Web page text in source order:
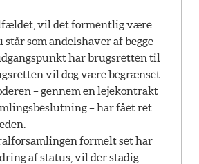
vil det formentlig være
står som andelshaver af begge
har brugsretten til
vil dog være begrænset
– gennem en lejekontrakt
– har fået ret
formelt set har
af status, vil der stadig